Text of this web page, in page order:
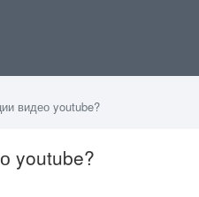
видео youtube?
youtube?